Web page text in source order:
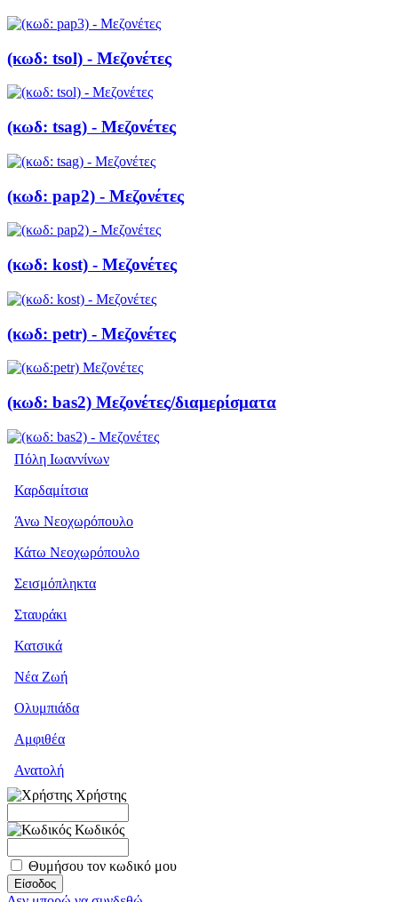
(κωδ: tsol) - Μεζονέτες
(κωδ: tsag) - Μεζονέτες
(κωδ: pap2) - Μεζονέτες
(κωδ: kost) - Μεζονέτες
(κωδ: petr) - Μεζονέτες
(κωδ: bas2) Μεζονέτες/διαμερίσματα
Πόλη Ιωαννίνων
Καρδαμίτσια
Άνω Νεοχωρόπουλο
Κάτω Νεοχωρόπουλο
Σεισμόπληκτα
Σταυράκι
Κατσικά
Νέα Ζωή
Ολυμπιάδα
Αμφιθέα
Ανατολή
Χρήστης
Κωδικός
Θυμήσου τον κωδικό μου